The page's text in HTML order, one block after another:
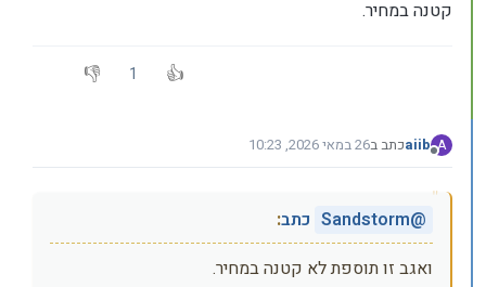
קטנה במחיר.
1
A
מנותק
aiibכתב ב26 במאי 2026, 10:23
נערך לאחרונה על ידי
@
Sandstorm כתב:
ואגב זו תוספת לא קטנה במחיר.